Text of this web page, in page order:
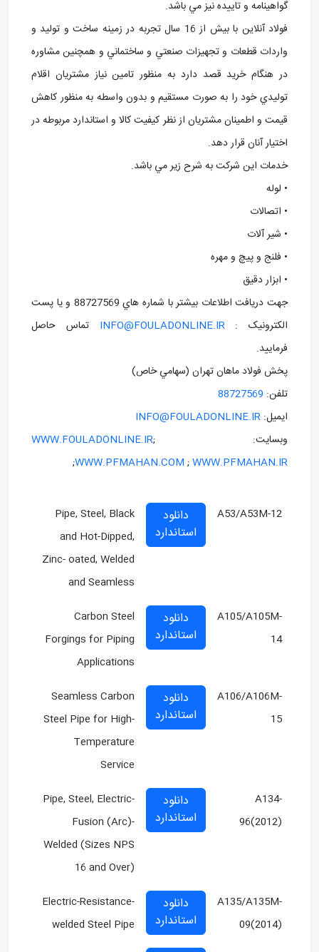
گواهينامه و تاييده نيز مي باشد.
فولاد آنلاین با بيش از 16 سال تجربه در زمينه ساخت و توليد و
واردات قطعات و تجهيزات صنعتي و ساختماني و همچنين مشاوره
در هنگام خريد قصد دارد به منظور تامين نياز مشتريان اقلام
توليدي خود را به صورت مستقيم و بدون واسطه به منظور کاهش
قيمت و اطمينان مشتريان از نظر کيفيت کالا و استاندارد مربوطه در
اختيار آنان قرار دهد.
خدمات اين شرکت به شرح زير مي باشد.
• لوله
• اتصالات
• شير آلات
• فلنج و پيچ و مهره
• ابزار دقيق
جهت دريافت اطلاعات بيشتر با شماره هاي 88727569 و يا پست
الکترونيک :INFO@FOULADONLINE.IR تماس حاصل
فرماييد.
پخش فولاد ماهان تهران (سهامي خاص)
تلفن: 88727569
ايميل: INFO@FOULADONLINE.IR
وبسايت: ;WWW.FOULADONLINE.IR
;WWW.PFMAHAN.COM ;WWW.PFMAHAN.IR
A53/A53M-12
دانلود
استاندارد
Pipe, Steel, Black
and Hot-Dipped,
Zinc- oated, Welded
and Seamless
A105/A105M-
14
دانلود
استاندارد
Carbon Steel
Forgings for Piping
Applications
A106/A106M-
15
دانلود
استاندارد
Seamless Carbon
Steel Pipe for High-
Temperature
Service
A134-
96(2012)
دانلود
استاندارد
Pipe, Steel, Electric-
Fusion (Arc)-
Welded (Sizes NPS
16 and Over)
A135/A135M-
09(2014)
دانلود
استاندارد
Electric-Resistance-
welded Steel Pipe